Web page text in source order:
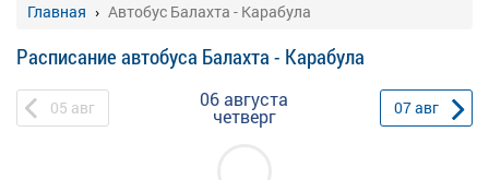
Главная Автобус Балахта - Карабула
Расписание автобуса Балахта - Карабула
05 авг 06 августа
четверг 07авг